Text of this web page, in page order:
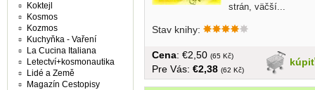
strán, väčší...
Stav knihy:
kúpiť
Cena: €2,50 (65 Kč)
Pre Vás: €2,38 (62 Kč)
Koktejl
Kosmos
Kozmos
Kuchyňka - Vaření
La Cucina Italiana
Letectví+kosmonautika
Lidé a Země
Magazín Cestopisy